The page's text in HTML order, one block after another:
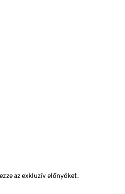
az exkluzív előnyöket.